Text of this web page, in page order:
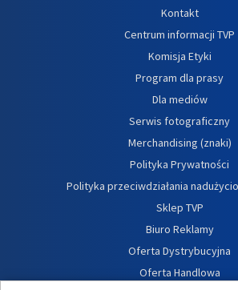
Kontakt
Centrum informacji TVP
Komisja Etyki
Program dla prasy
Dla mediów
Serwis fotograficzny
Merchandising (znaki)
Polityka Prywatności
Polityka przeciwdziałania
Sklep TVP
Biuro Reklamy
Oferta Dystrybucyjna
Oferta Handlowa